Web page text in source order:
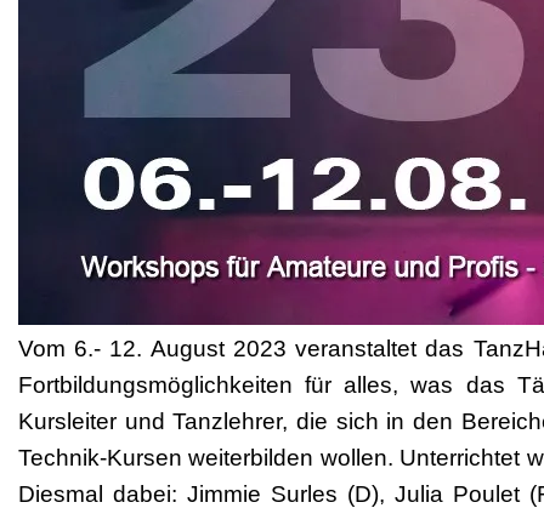
Vom 6.- 12. August 2023 veranstaltet das
Fortbildungsmöglichkeiten für alles, was das
Kursleiter und Tanzlehrer, die sich in den
Technik-Kursen weiterbilden wollen. Unterrichtet
Diesmal dabei: Jimmie Surles (D), Julia Poulet